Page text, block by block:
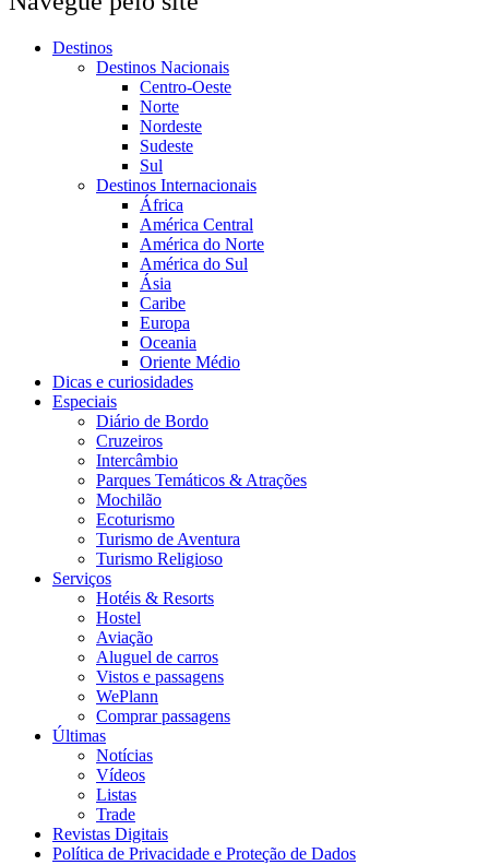
Destinos
Destinos Nacionais
Centro-Oeste
Norte
Nordeste
Sudeste
Sul
Destinos Internacionais
África
América Central
América do Norte
América do Sul
Ásia
Caribe
Europa
Oceania
Oriente Médio
Dicas e curiosidades
Especiais
Diário de Bordo
Cruzeiros
Intercâmbio
Parques Temáticos & Atrações
Mochilão
Ecoturismo
Turismo de Aventura
Turismo Religioso
Serviços
Hotéis & Resorts
Hostel
Aviação
Aluguel de carros
Vistos e passagens
WePlann
Comprar passagens
Últimas
Notícias
Vídeos
Listas
Trade
Revistas Digitais
Política de Privacidade e Proteção de Dados